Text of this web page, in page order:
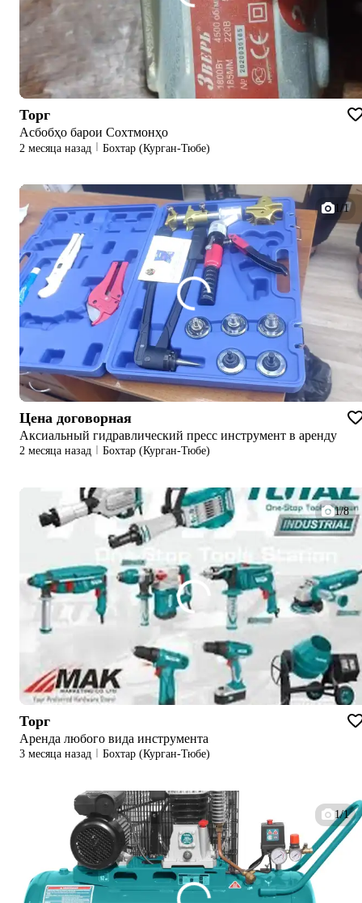
Торг
Асбобҳо барои Сохтмонҳо
2 месяца назад Бохтар (Курган-Тюбе)
1/1
Цена договорная
Аксиальный гидравлический пресс инструмент в аренду
2 месяца назад Бохтар (Курган-Тюбе)
1/8
Торг
Аренда любого вида инструмента
3 месяца назад Бохтар (Курган-Тюбе)
1/1